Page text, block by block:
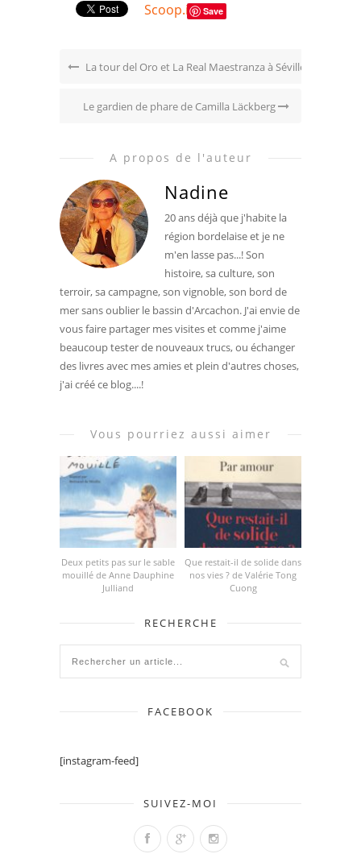
Scoop.it Save
La tour del Oro et La Real Maestranza à Séville
Le gardien de phare de Camilla Läckberg
A propos de l'auteur
Nadine
20 ans déjà que j'habite la
région bordelaise et je ne
m'en lasse pas...! Son
histoire, sa culture, son
terroir, sa campagne, son vignoble, son bord de
mer sans oublier le bassin d'Arcachon. J'ai envie de
vous faire partager mes visites et comme j'aime
beaucoup tester de nouveaux trucs, ou échanger
des livres avec mes amies et plein d'autres choses,
j'ai créé ce blog....!
Vous pourriez aussi aimer
Deux petits pas sur le sable
mouillé de Anne Dauphine
Julliand
Que restait-il de solide dans
nos vies ? de Valérie Tong
Cuong
RECHERCHE
FACEBOOK
[instagram-feed]
SUIVEZ-MOI